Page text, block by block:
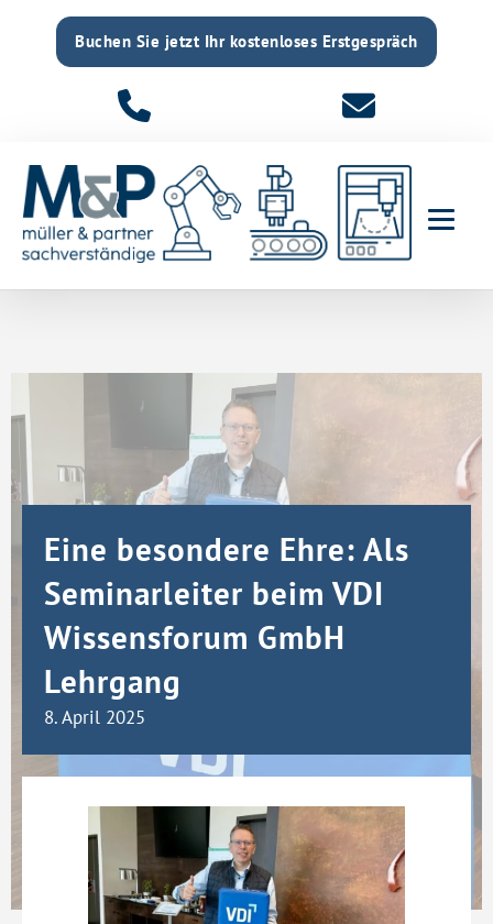
Buchen Sie jetzt Ihr kostenloses Erstgespräch
Eine besondere Ehre: Als
Seminarleiter beim VDI
Wissensforum GmbH
Lehrgang
8. April 2025